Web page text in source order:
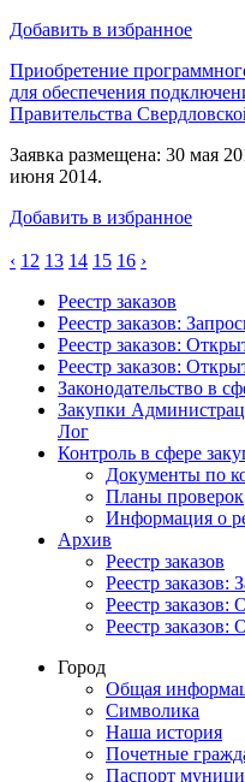
Добавить в избранное
Приобретение
для обеспечения
Правительства
Заявка размещена: 30 мая
июня 2014.
Добавить в избранное
‹ 12 13 14 15 16 ›
Реестр заказов
Реестр заказов:
Реестр заказов:
Реестр заказов:
Законодательство в
Закупки
Лог
Контроль в сфере
Документы по
Планы проверок
Информация о
Архив
Реестр заказов
Реестр заказов:
Реестр
Реестр
Город
Общая
Символика
Наша история
Почетные
Паспорт